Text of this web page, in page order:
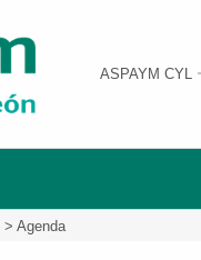
ASPAYM Castilla y León
ASPAYM CYL
>Agenda